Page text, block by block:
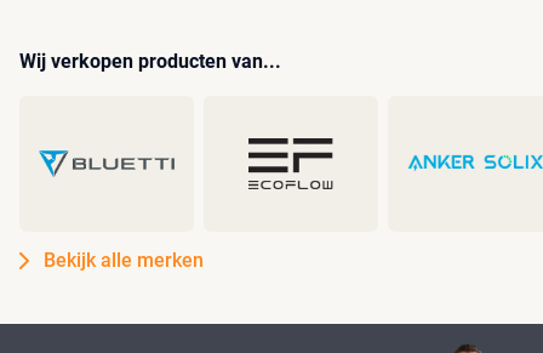
Wij verkopen producten van...
Bekijk alle merken